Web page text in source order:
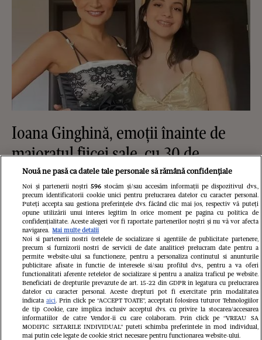
Ioana Ginghină, emoții înainte de
majoratul fiicei sale, cu 30 de
invitați: „O să fie și alcool la
petrecere, pentru că au 18 ani și nu
mai pot să spun NU”. Ce relație are
acum Ruxandra cu tatăl ei,
Alexandru Papadopol / EXCLUSIV
Nouă ne pasă ca datele tale personale să rămână confidențiale
Noi și partenerii noștri 596stocăm și/sau accesăm informații pe dispozitivul dvs.,
precum identificatorii cookie unici pentru prelucrarea datelor cu caracter personal.
Puteți accepta sau gestiona preferințele dvs. făcând clic mai jos, respectiv vă puteți
opune utilizării unui interes legitim în orice moment pe pagina cu politica de
confidențialitate. Aceste alegeri vor fi raportate partenerilor noștri și nu vă vor afecta
navigarea. Mai multe detalii
Noi si partenerii nostri (retelele de socializare si agentiile de publicitate partenere,
precum si furnizorii nostri de servicii de date analitice) prelucram date pentru a
permite website-ului sa functioneze, pentru a personaliza continutul si anunturile
publicitare afisate in functie de interesele si/sau profilul dvs., pentru a va oferi
functionalitati aferente retelelor de socializare si pentru a analiza traficul pe website.
Beneficiati de drepturile prevazute de art. 15-22 din GDPR in legatura cu prelucrarea
datelor cu caracter personal. Aceste drepturi pot fi exercitate prin modalitatea
indicataaici. Prin click pe “ACCEPT TOATE”, acceptati folosirea tuturor Tehnologiilor
de tip Cookie, care implica inclusiv acceptul dvs. cu privire la stocarea/accesarea
informatiilor de catre Vendor-ii cu care colaboram. Prin click pe “VREAU SA
MODIFIC SETARILE INDIVIDUAL” puteti schimba preferintele in mod individual,
mai putin cele legate de cookie strict necesare pentru functionarea website-ului.